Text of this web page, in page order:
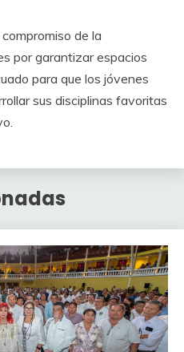
de la
por garantizar espacios
para que los jóvenes
sus disciplinas favoritas